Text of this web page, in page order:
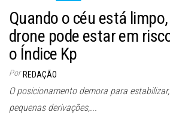
Quando o céu está
drone pode estar em
o Índice Kp
Por REDAÇÃO
O posicionamento demora para
pequenas derivações,...